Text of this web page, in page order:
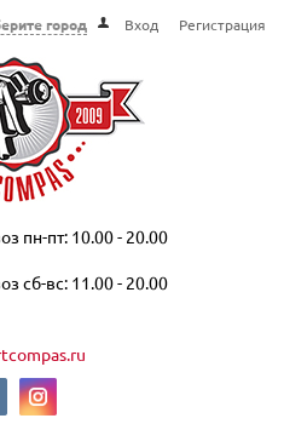
город Вход Регистрация
пн-пт: 10.00 - 20.00
сб-вс: 11.00 - 20.00